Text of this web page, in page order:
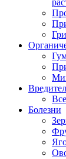
Болезни